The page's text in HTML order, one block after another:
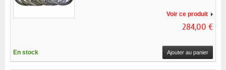
Voir ce produit
284,00 €
En stock Ajouter au panier